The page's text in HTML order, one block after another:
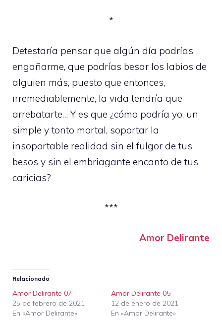
*
Detestaría pensar que algún día podrías
engañarme, que podrías besar los labios de
alguien más, puesto que entonces,
irremediablemente, la vida tendría que
arrebatarte… Y es que ¿cómo podría yo, un
simple y tonto mortal, soportar la
insoportable realidad sin el fulgor de tus
besos y sin el embriagante encanto de tus
caricias?
***
Amor Delirante
Relacionado
Amor Delirante 07
25 de febrero de 2021
En «Amor Delirante»
Amor Delirante 05
12 de enero de 2021
En «Amor Delirante»